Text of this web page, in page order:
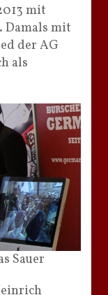
mit
Damals mit
der AG
als
Sauer